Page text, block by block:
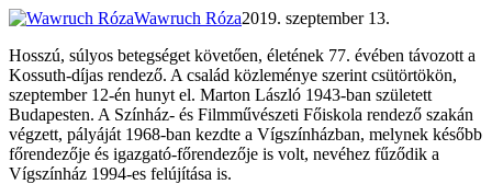
Wawruch Róza2019. szeptember 13.
Hosszú, súlyos betegséget követően, életének 77. évében távozott a
Kossuth-díjas rendező. A család közleménye szerint csütörtökön,
szeptember 12-én hunyt el. Marton László 1943-ban született
Budapesten. A Színház- és Filmművészeti Főiskola rendező szakán
végzett, pályáját 1968-ban kezdte a Vígszínházban, melynek később
főrendezője és igazgató-főrendezője is volt, nevéhez fűződik a
Vígszínház 1994-es felújítása is.